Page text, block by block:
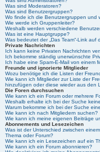
Was sind Moderatoren?
Was sind Benutzergruppen?
Wo finde ich die Benutzergruppen und
Wie werde ich Gruppenleiter?
Weshalb werden verschiedene
Was ist eine Hauptgruppe?
Was bedeutet der „Das Team“-Link auf
Private Nachrichten
Ich kann keine Privaten Nachrichten
Ich bekomme ständig unerwünschte
Ich habe eine Spam-E-Mail von einem
Freunde und ignorierte Mitglieder
Wozu benötige ich die Listen der
Wie kann ich Mitglieder zur Liste der
hinzufügen oder diese wieder aus den
Die Foren durchsuchen
Wie kann ich ein Forum oder mehrere
Weshalb erhalte ich bei der Suche
Warum bekomme ich bei der Suche
Wie kann ich nach Mitgliedern suchen?
Wie kann ich meine eigenen Beiträge
Abonnements und Lesezeichen
Was ist der Unterschied zwischen
Thema oder Forum?
Wie kann ich ein Lesezeichen auf ein
Wie kann ich ein Forum abonnieren?